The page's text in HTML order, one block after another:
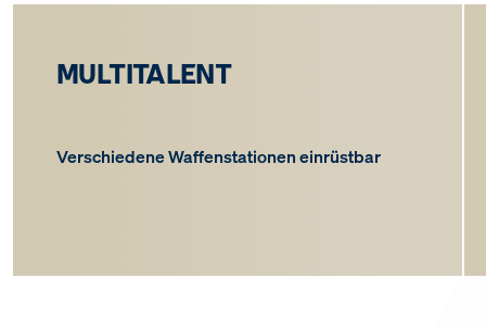
MULTITALENT
Verschiedene Waffenstationen einrüstbar